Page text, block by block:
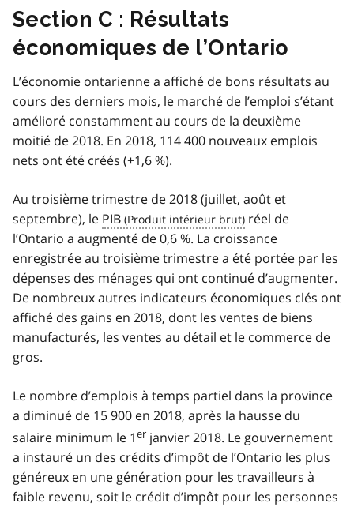
Section C : Résultats
économiques de l’Ontario
L’économie ontarienne a affiché de bons résultats au
cours des derniers mois, le marché de l’emploi s’étant
amélioré constamment au cours de la deuxième
moitié de 2018. En 2018, 114 400 nouveaux emplois
nets ont été créés (+1,6 %).
Au troisième trimestre de 2018 (juillet, août et
septembre), le PIB
réel de
l’Ontario a augmenté de 0,6 %. La croissance
enregistrée au troisième trimestre a été portée par les
dépenses des ménages qui ont continué d’augmenter.
De nombreux autres indicateurs économiques clés ont
affiché des gains en 2018, dont les ventes de biens
manufacturés, les ventes au détail et le commerce de
gros.
Le nombre d’emplois à temps partiel dans la province
a diminué de 15 900 en 2018, après la hausse du
salaire minimum le 1er janvier 2018. Le gouvernement
a instauré un des crédits d’impôt de l’Ontario les plus
généreux en une génération pour les travailleurs à
faible revenu, soit le crédit d’impôt pour les personnes